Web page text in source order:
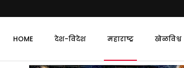
HOME देश-विदेश महाराष्ट्र खेळविश्व